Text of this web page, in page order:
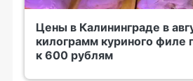
Цены в Калининграде в
килограмм куриного филе
к 600 рублям